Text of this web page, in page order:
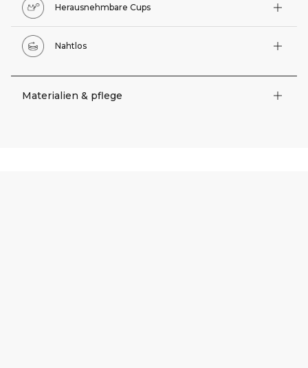
Herausnehmbare Cups
Nahtlos
Materialien & pflege